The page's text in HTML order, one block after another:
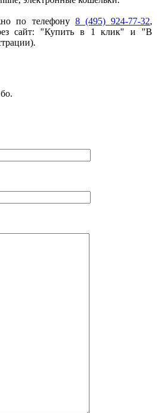
по телефону 8 (495) 924-77-32,
сайт: "Купить в 1 клик" и "В